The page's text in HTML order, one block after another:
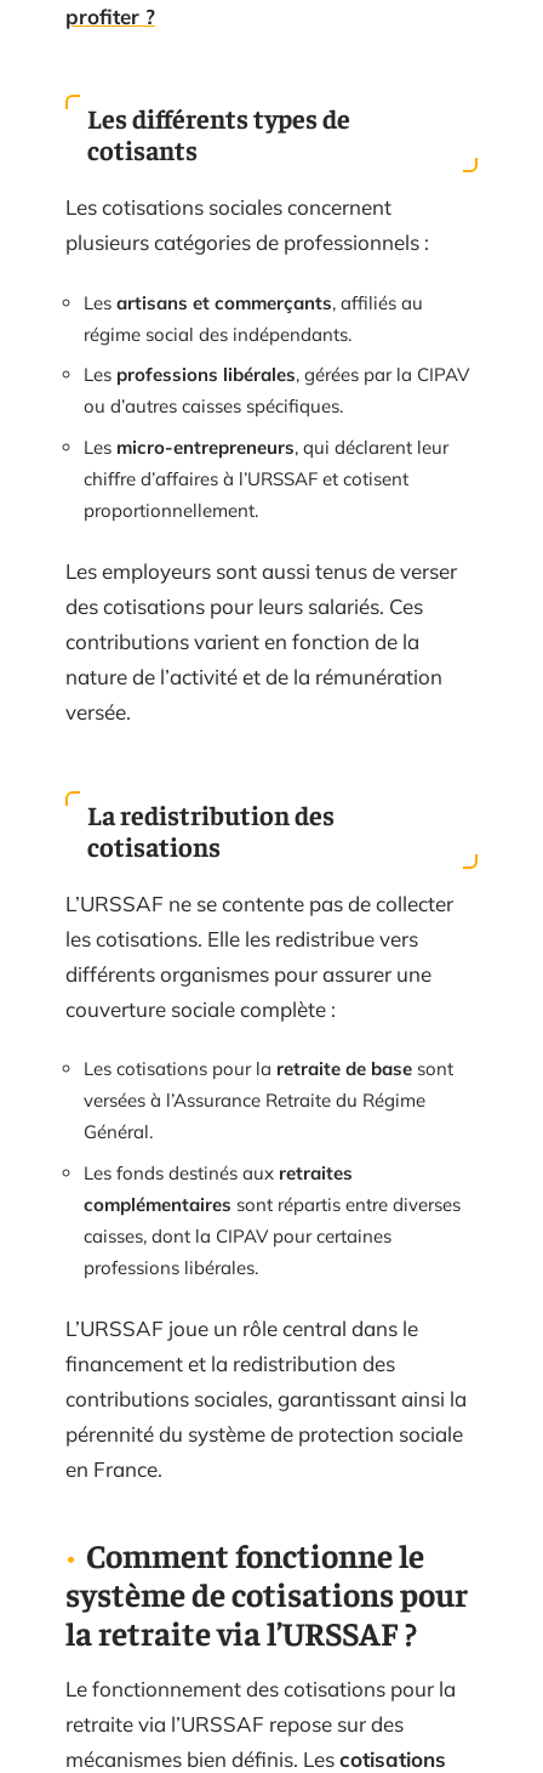
profiter ?
Les différents types de
cotisants
Les cotisations sociales concernent
plusieurs catégories de professionnels :
Les artisans et commerçants, affiliés au
régime social des indépendants.
Les professions libérales, gérées par la CIPAV
ou d’autres caisses spécifiques.
Les micro-entrepreneurs, qui déclarent leur
chiffre d’affaires à l’URSSAF et cotisent
proportionnellement.
Les employeurs sont aussi tenus de verser
des cotisations pour leurs salariés. Ces
contributions varient en fonction de la
nature de l’activité et de la rémunération
versée.
La redistribution des
cotisations
L’URSSAF ne se contente pas de collecter
les cotisations. Elle les redistribue vers
différents organismes pour assurer une
couverture sociale complète :
Les cotisations pour la retraite de base sont
versées à l’Assurance Retraite du Régime
Général.
Les fonds destinés aux retraites
complémentaires sont répartis entre diverses
caisses, dont la CIPAV pour certaines
professions libérales.
L’URSSAF joue un rôle central dans le
financement et la redistribution des
contributions sociales, garantissant ainsi la
pérennité du système de protection sociale
en France.
Comment fonctionne le
système de cotisations pour
la retraite via l’URSSAF ?
Le fonctionnement des cotisations pour la
retraite via l’URSSAF repose sur des
mécanismes bien définis. Lescotisations